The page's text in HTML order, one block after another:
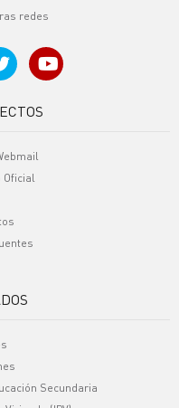
redes
Oficial
Secundaria